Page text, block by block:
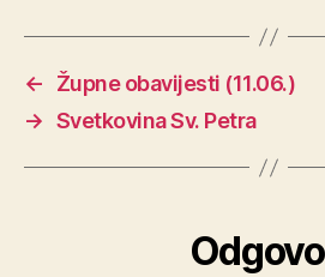
←
Župne obavijesti (11.06.)
→ Svetkovina Sv. Petra